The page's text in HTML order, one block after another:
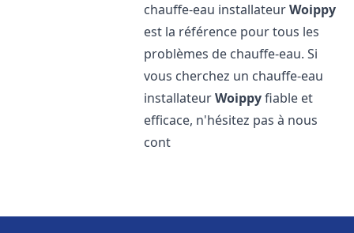
chauffe-eau installateurWoippy
est la référence pour tous les
problèmes de chauffe-eau. Si
vous cherchez un chauffe-eau
installateurWoippyfiable et
efficace, n'hésitez pas à nous
cont